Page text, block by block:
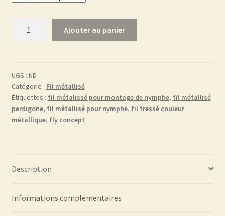
Ajouter au panier
UGS : ND
Catégorie : Fil métallisé
Étiquettes : fil métalissé pour montage de nymphe, fil métallisé
perdigone, fil métallisé pour nymphe, fil tressé couleur
métallique, fly concept
Description
Informations complémentaires